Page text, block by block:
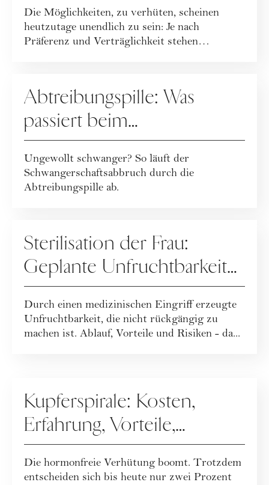
hormonfreie & natürliche
Verhütungsmethoden
Die Möglichkeiten, zu verhüten, scheinen
heutzutage unendlich zu sein: Je nach
Präferenz und Verträglichkeit stehen
Abtreibungspille: Was
passiert beim
medikamentösen
Schwangerschaftsabbruch?
Ungewollt schwanger? So läuft der
Schwangerschaftsabbruch durch die
Abtreibungspille ab.
Sterilisation der Frau:
Geplante Unfruchtbarkeit
durch eine Operation
Durch einen medizinischen Eingriff erzeugte
Unfruchtbarkeit, die nicht rückgängig zu
machen ist. Ablauf, Vorteile und Risiken - da...
Kupferspirale: Kosten,
Erfahrung, Vorteile,
Nachteile & Mythen um
die Spirale
Die hormonfreie Verhütung boomt. Trotzdem
entscheiden sich bis heute nur zwei Prozent